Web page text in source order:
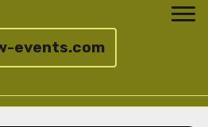
events.com